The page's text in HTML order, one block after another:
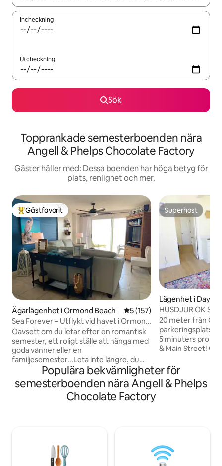
Incheckning
Utcheckning
Sök
Topprankade semesterboenden nära
Angell & Phelps Chocolate Factory
Gäster håller med: Dessa boenden har höga betyg för
plats, renlighet och mer.
Populär gästfavorit
Gästfavorit
Ägarlägenhet i Ormond Beach 5 av 5 i genomsnittligt
5 (157)
Sea Forever – Utflykt vid havet i Ormond
Beach
Oavsett om du letar efter en romantisk
semester, ett roligt ställe att hänga med
goda vänner eller en
familjesemester...Leta inte längre, du
har hittat den perfekta platsen. Kom och
bo på "Sea Forever" där havsvågorna
hjälper till att bota det som plågar dig.
Livet är så bra här. Så mycket att göra,
soluppgångarna på östkusten. Boka nu.
Du kommer att bli så glad att du gjorde
Superhost
Superhost
Lägenhet i
HUSDJUR OK
Promenad 2
20 meter från
parkeringsplats,
5 minuters
& Main Street!
Center eller
stranden, är vårt
för alla typer! Ta
Populära bekvämligheter för
semesterboenden nära Angell & Phelps
Chocolate Factory